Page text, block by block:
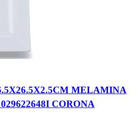
MELAMINA
CORONA